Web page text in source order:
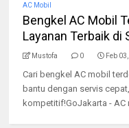
AC Mobil
Bengkel AC Mobil
Layanan Terbaik di
Mustofa 0 Feb
Cari bengkel AC mobil
bantu dengan servis
kompetitif!GoJakarta - AC